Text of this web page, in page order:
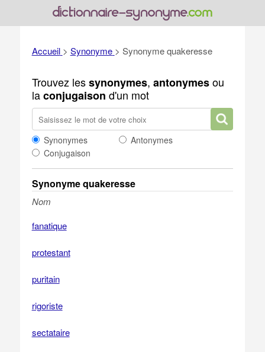
Accueil > Synonyme > Synonyme quakeresse
Trouvez lessynonymes, antonymesou
laconjugaison d'un mot
Synonymes
Antonymes
Conjugaison
Synonyme quakeresse
Nom
fanatique
protestant
puritain
rigoriste
sectataire